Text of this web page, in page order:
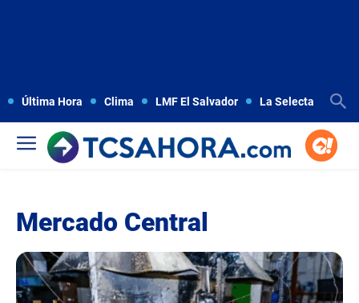
Última Hora Clima LMF El Salvador La Selecta
Mercado Central